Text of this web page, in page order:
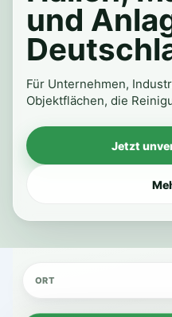
und
Für Unternehmen,
Objektflächen, die
Jetzt
ORT